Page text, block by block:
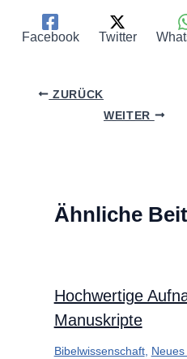
Facebook Twitter
ZURÜCK
WEITER
Ähnliche
Hochwertige
Manuskripte
Bibelwissenschaft,